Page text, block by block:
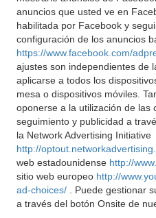
anuncios que usted ve en
habilitada por Facebook y
configuración de los anuncios
https://www.facebook.com/
ajustes son independientes de
aplicarse a todos los
mesa o dispositivos móviles.
oponerse a la utilización de las
seguimiento y publicidad a
la Network Advertising Initiative
http://
web estadounidense http://
sitio web europeo http://
ad-choices/
. Puede gestionar
a través del botón Onsite de